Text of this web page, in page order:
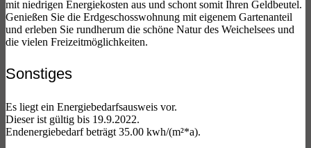
mit niedrigen Energiekosten aus und schont somit Ihren Geldbeutel.
Genießen Sie die Erdgeschosswohnung mit eigenem Gartenanteil
und erleben Sie rundherum die schöne Natur des Weichelsees und
die vielen Freizeitmöglichkeiten.
Sonstiges
Es liegt ein Energiebedarfsausweis vor.
Dieser ist gültig bis 19.9.2022.
Endenergiebedarf beträgt 35.00 kwh/(m²*a).